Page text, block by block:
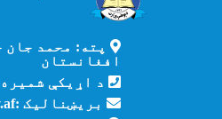
پته: محمد جان
افغانستان
د اړیکې شمیره:
بریښنالیک :info@moe.gov.af